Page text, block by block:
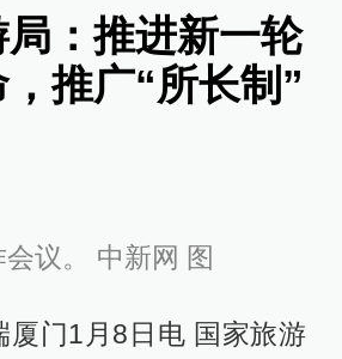
局：推进新一轮
推广“所长制”
议。 中新网 图
厦门1月8日电 国家旅游